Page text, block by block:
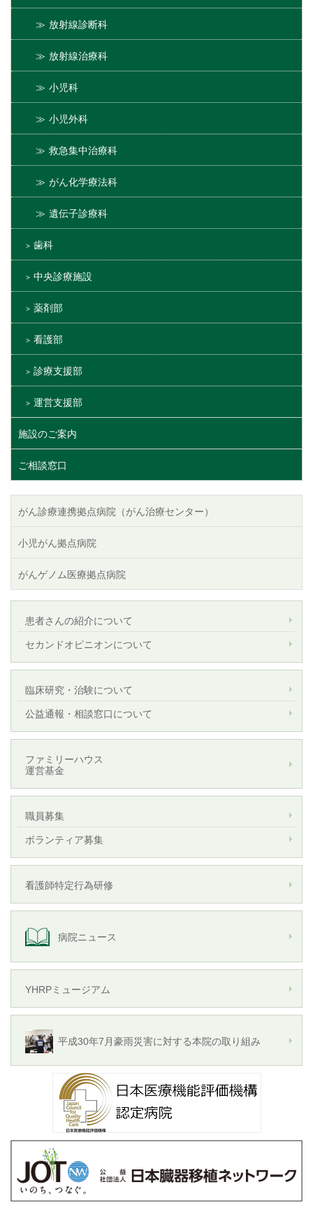
放射線診断科
放射線治療科
小児科
小児外科
救急集中治療科
がん化学療法科
遺伝子診療科
歯科
中央診療施設
薬剤部
看護部
診療支援部
運営支援部
施設のご案内
ご相談窓口
がん診療連携拠点病院（がん治療センター）
小児がん拠点病院
がんゲノム医療拠点病院
患者さんの紹介について
セカンドオピニオンについて
臨床研究・治験について
公益通報・相談窓口について
ファミリーハウス
運営基金
職員募集
ボランティア募集
看護師特定行為研修
病院ニュース
YHRPミュージアム
平成30年7月豪雨災害に対する本院の取り組み